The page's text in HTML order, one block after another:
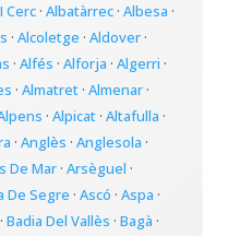
Cerc· Albatàrrec· Albesa ·
· Alcoletge · Aldover·
· Alfés · Alforja · Algerri ·
· Almatret· Almenar·
· Alpicat· Altafulla ·
· Anglès · Anglesola ·
De Mar· Arsèguel ·
De Segre · Ascó · Aspa ·
· Badia Del Vallès · Bagà ·